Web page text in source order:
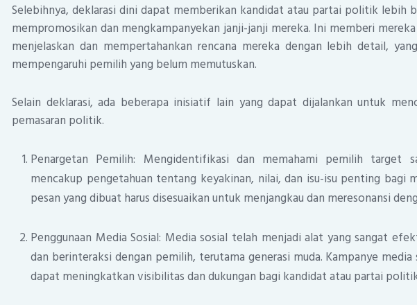
Selebihnya, deklarasi dini dapat memberikan kandidat atau partai politik lebih
mempromosikan dan mengkampanyekan janji-janji mereka. Ini memberi
menjelaskan dan mempertahankan rencana mereka dengan lebih detail,
mempengaruhi pemilih yang belum memutuskan.
Selain deklarasi, ada beberapa inisiatif lain yang dapat dijalankan untuk
pemasaran politik.
Penargetan Pemilih: Mengidentifikasi dan memahami pemilih target
mencakup pengetahuan tentang keyakinan, nilai, dan isu-isu penting bagi
pesan yang dibuat harus disesuaikan untuk menjangkau dan meresonansi
Penggunaan Media Sosial: Media sosial telah menjadi alat yang sangat
dan berinteraksi dengan pemilih, terutama generasi muda. Kampanye media
dapat meningkatkan visibilitas dan dukungan bagi kandidat atau partai